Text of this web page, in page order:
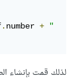
.number +
"
لذلك قمت بإنشاء